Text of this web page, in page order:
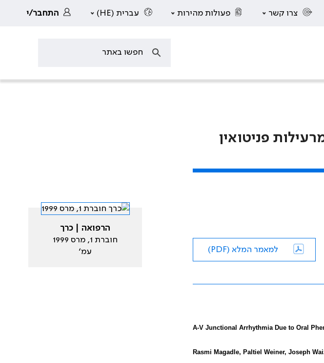
צרו קשר פעולות מהירות עברית (HE) התחבר/י
פניטואין
למאמר המלא (PDF)
A-V Junctional Arrhythmia Due to Oral
Rasmi Magadle, Paltiel Weiner, Joseph
הרפואה | כרך
חוברת 1, מרס 1999
עמ׳